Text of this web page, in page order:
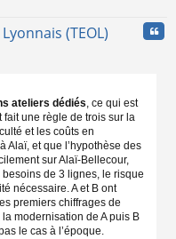
(TEOL)
ateliers dédiés, ce qui est
une règle de trois sur la
et les coûts en
Alaï, et que l’hypothèse des
sur Alaï-Bellecour,
de 3 lignes, le risque
nécessaire. A et B ont
premiers chiffrages de
modernisation de A puis B
le cas à l’époque.